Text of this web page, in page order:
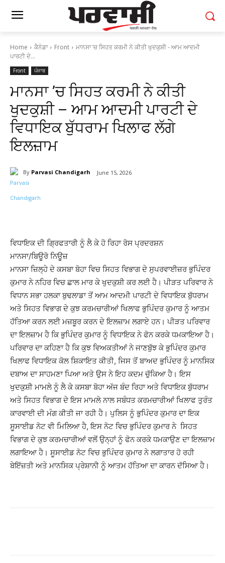
Home ਕੈਨੇਡਾ Front
ਮਾਨਸਾ ’ਚ ਸਿਹਤ ਕਰਮੀ ਨੇ ਕੀਤੀ ਖੁਦਕੁਸ਼ੀ - ਆਮ ਆਦਮੀ
ਪਾਰਟੀ ਦੇ...
Front ਪੰਜਾਬ
ਮਾਨਸਾ ’ਚ ਸਿਹਤ ਕਰਮੀ ਨੇ ਕੀਤੀ
ਖੁਦਕੁਸ਼ੀ – ਆਮ ਆਦਮੀ ਪਾਰਟੀ ਦੇ
ਵਿਧਾਇਕ ਬੁੱਧਰਾਮ ਖਿਲਾਫ ਲੱਗੇ
ਇਲਜ਼ਾਮ
By Parvasi Chandigarh June 15, 2026
ਵਿਧਾਇਕ ਦੀ ਗਿ੍ਰਫਤਾਰੀ ਨੂੰ ਲੈ ਕੇ ਹੋ ਰਿਹਾ ਰੋਸ ਪ੍ਰਦਰਸ਼ਨ
ਮਾਨਸਾ/ਬਿਊਰੋ ਨਿਊਜ਼
ਮਾਨਸਾ ਜ਼ਿਲ੍ਹੇ ਦੇ ਕਸਬਾ ਬੋਹਾ ਵਿਚ ਸਿਹਤ ਵਿਭਾਗ ਦੇ ਸੁਪਰਵਾਈਜ਼ਰ ਭੁਪਿੰਦਰ
ਕੁਮਾਰ ਨੇ ਨਹਿਰ ਵਿਚ ਛਾਲ ਮਾਰ ਕੇ ਖੁਦਕੁਸ਼ੀ ਕਰ ਲਈ ਹੈ। ਪੀੜਤ ਪਰਿਵਾਰ ਨੇ
ਵਿਧਾਨ ਸਭਾ ਹਲਕਾ ਬੁਢਲਾਡਾ ਤੋਂ ਆਮ ਆਦਮੀ ਪਾਰਟੀ ਦੇ ਵਿਧਾਇਕ ਬੁੱਧਰਾਮ
ਅਤੇ ਸਿਹਤ ਵਿਭਾਗ ਦੇ ਕੁਝ ਕਰਮਚਾਰੀਆਂ ਖਿਲਾਫ ਭੁਪਿੰਦਰ ਕੁਮਾਰ ਨੂੰ ਆਤਮ
ਹੱਤਿਆ ਕਰਨ ਲਈ ਮਜ਼ਬੂਰ ਕਰਨ ਦੇ ਇਲਜ਼ਾਮ ਲਗਾਏ ਹਨ। ਪੀੜਤ ਪਰਿਵਾਰ
ਦਾ ਇਲਜ਼ਾਮ ਹੈ ਕਿ ਭੁਪਿੰਦਰ ਕੁਮਾਰ ਨੂੰ ਵਿਧਾਇਕ ਨੇ ਫੋਨ ਕਰਕੇ ਧਮਕਾਇਆ ਹੈ।
ਪਰਿਵਾਰ ਦਾ ਕਹਿਣਾ ਹੈ ਕਿ ਕੁਝ ਵਿਅਕਤੀਆਂ ਨੇ ਜਾਣਬੁੱਝ ਕੇ ਭੁਪਿੰਦਰ ਕੁਮਾਰ
ਖਿਲਾਫ ਵਿਧਾਇਕ ਕੋਲ ਸ਼ਿਕਾਇਤ ਕੀਤੀ, ਜਿਸ ਤੋਂ ਬਾਅਦ ਭੁਪਿੰਦਰ ਨੂੰ ਮਾਨਸਿਕ
ਦਬਾਅ ਦਾ ਸਾਹਮਣਾ ਪਿਆ ਅਤੇ ਉਸ ਨੇ ਇਹ ਕਦਮ ਚੁੱਕਿਆ ਹੈ। ਇਸ
ਖੁਦਕੁਸ਼ੀ ਮਾਮਲੇ ਨੂੰ ਲੈ ਕੇ ਕਸਬਾ ਬੋਹਾ ਅੱਜ ਬੰਦ ਰਿਹਾ ਅਤੇ ਵਿਧਾਇਕ ਬੁੱਧਰਾਮ
ਅਤੇ ਸਿਹਤ ਵਿਭਾਗ ਦੇ ਇਸ ਮਾਮਲੇ ਨਾਲ ਸਬੰਧਤ ਕਰਮਚਾਰੀਆਂ ਖਿਲਾਫ ਤੁਰੰਤ
ਕਾਰਵਾਈ ਦੀ ਮੰਗ ਕੀਤੀ ਜਾ ਰਹੀ ਹੈ। ਪੁਲਿਸ ਨੂੰ ਭੁਪਿੰਦਰ ਕੁਮਾਰ ਦਾ ਇਕ
ਸੂਸਾਈਡ ਨੋਟ ਵੀ ਮਿਲਿਆ ਹੈ, ਇਸ ਨੋਟ ਵਿਚ ਭੁਪਿੰਦਰ ਕੁਮਾਰ ਨੇ ਸਿਹਤ
ਵਿਭਾਗ ਦੇ ਕੁਝ ਕਰਮਚਾਰੀਆਂ ਵਲੋਂ ਉਨ੍ਹਾਂ ਨੂੰ ਫੋਨ ਕਰਕੇ ਧਮਕਾਉਣ ਦਾ ਇਲਜ਼ਾਮ
ਲਗਾਇਆ ਹੈ। ਸੂਸਾਈਡ ਨੋਟ ਵਿਚ ਭੁਪਿੰਦਰ ਕੁਮਾਰ ਨੇ ਲਗਾਤਾਰ ਹੋ ਰਹੀ
ਬੇਇੱਜ਼ਤੀ ਅਤੇ ਮਾਨਸਿਕ ਪ੍ਰੇਸ਼ਾਨੀ ਨੂੰ ਆਤਮ ਹੱਤਿਆ ਦਾ ਕਾਰਨ ਦੱਸਿਆ ਹੈ।